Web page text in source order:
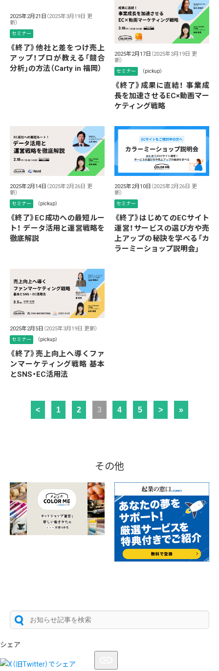
2025年2月21日 （2025年3月19日 更
新）
セミナー
《終了》他社と差をつけ売上
アップ！プロが教える「競合
分析」の方法（Carty in 福岡）
2025年2月17日 （2025年3月19日 更
新）
セミナー （pickup）
《終了》成果に直結！ 事業成
長を加速させるEC×動画マー
ケティング戦略
2025年2月14日 （2025年2月26日 更
新）
セミナー （pickup）
《終了》EC成功への最短ルー
ト！ データ活用と運営戦略を
徹底解説
2025年2月10日 （2025年2月26日 更
新）
セミナー
《終了》はじめてのECサイト
運営！サービスの選び方や売
上アップの秘訣を学べる「カ
ラーミーショップ説明会」
2025年2月5日 （2025年3月19日 更新）
セミナー （pickup）
《終了》売上向上へ導くファ
ンマーケティング戦略 基本
とSNS・EC活用法
< 1 2 3 4 5 > »
その他
シェア